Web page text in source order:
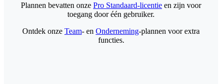
Plannen bevatten onze Pro Standaard-licentie en zijn voor
toegang door één gebruiker.
Ontdek onze Team- en Onderneming-plannen voor extra
functies.